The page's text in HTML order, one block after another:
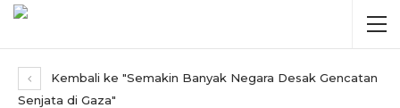
Kembali ke "Semakin Banyak Negara Desak Gencatan
Senjata di Gaza"